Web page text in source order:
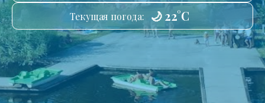
Текущая погода: 🌙 22°C